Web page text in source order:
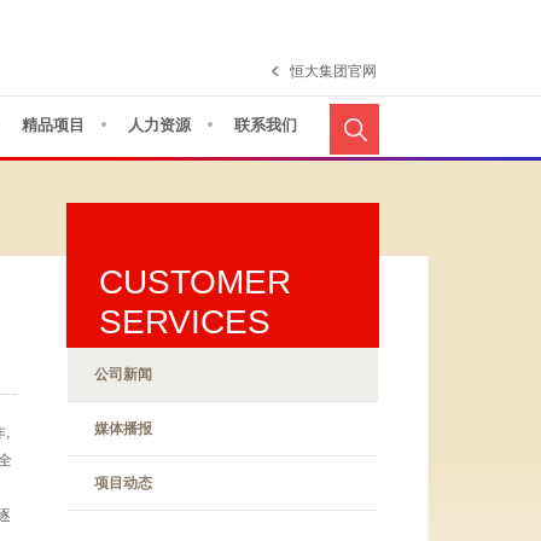
恒大集团官网
精品项目 人力资源 联系我们
CUSTOMER
SERVICES
公司新闻
媒体播报
项目动态
,